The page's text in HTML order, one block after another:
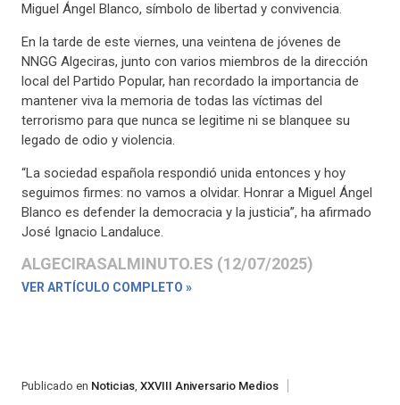
Miguel Ángel Blanco, símbolo de libertad y convivencia.
En la tarde de este viernes, una veintena de jóvenes de
NNGG Algeciras, junto con varios miembros de la dirección
local del Partido Popular, han recordado la importancia de
mantener viva la memoria de todas las víctimas del
terrorismo para que nunca se legitime ni se blanquee su
legado de odio y violencia.
“La sociedad española respondió unida entonces y hoy
seguimos firmes: no vamos a olvidar. Honrar a Miguel Ángel
Blanco es defender la democracia y la justicia”, ha afirmado
José Ignacio Landaluce.
ALGECIRASALMINUTO.ES (12/07/2025)
VER ARTÍCULO COMPLETO »
Publicado en Noticias, XXVIII Aniversario Medios